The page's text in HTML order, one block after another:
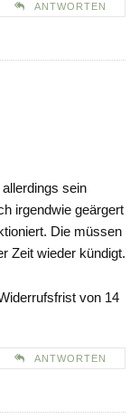
ANTWORTEN
sein
irgendwie geärgert
Die müssen
Zeit wieder kündigt.
von 14
ANTWORTEN